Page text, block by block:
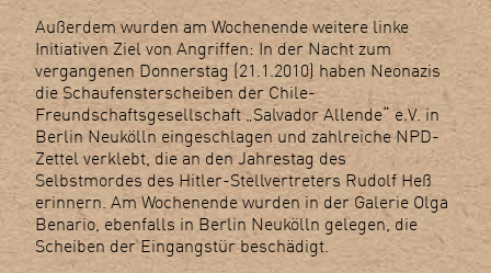
Außerdem wurden am Wochenende weitere linke
Initiativen Ziel von Angriffen: In der Nacht zum
vergangenen Donnerstag (21.1.2010) haben Neonazis
die Schaufensterscheiben der Chile-
Freundschaftsgesellschaft „Salvador Allende“ e.V. in
Berlin Neukölln eingeschlagen und zahlreiche NPD-
Zettel verklebt, die an den Jahrestag des
Selbstmordes des Hitler-Stellvertreters Rudolf Heß
erinnern. Am Wochenende wurden in der Galerie Olga
Benario, ebenfalls in Berlin Neukölln gelegen, die
Scheiben der Eingangstür beschädigt.